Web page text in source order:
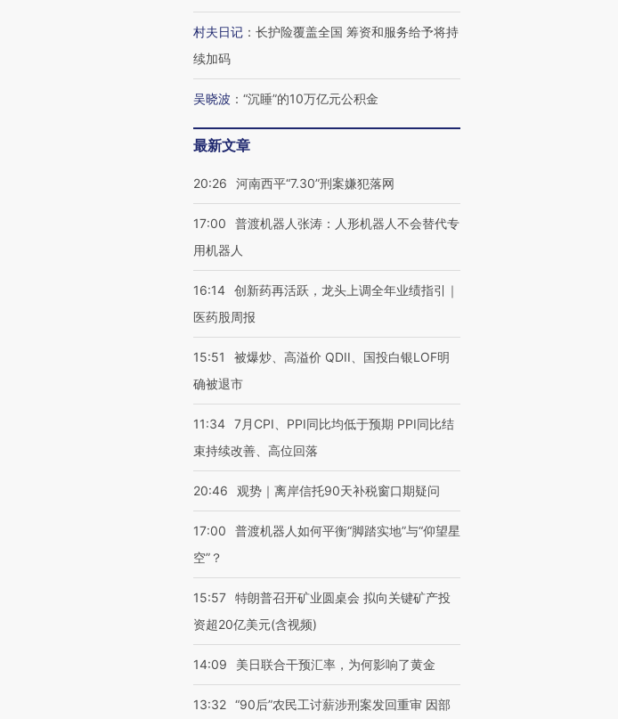
村夫日记 ： 长护险覆盖全国 筹资和服务给予将持
续加码
吴晓波 ： “沉睡”的10万亿元公积金
最新文章
20:26 河南西平“7.30”刑案嫌犯落网
17:00
普渡机器人张涛：人形机器人不会替代专
用机器人
16:14 创新药再活跃，龙头上调全年业绩指引｜
医药股周报
15:51
被爆炒、高溢价 QDII、国投白银LOF明
确被退市
11:34 7月CPI、PPI同比均低于预期 PPI同比结
束持续改善、高位回落
20:46 观势｜离岸信托90天补税窗口期疑问
17:00
普渡机器人如何平衡“脚踏实地”与“仰望星
空”？
15:57 特朗普召开矿业圆桌会 拟向关键矿产投
资超20亿美元(含视频)
14:09 美日联合干预汇率，为何影响了黄金
13:32 “90后”农民工讨薪涉刑案发回重审 因部